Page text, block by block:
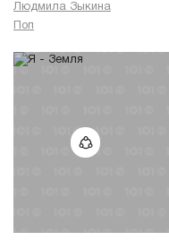
Людмила Зыкина
Поп